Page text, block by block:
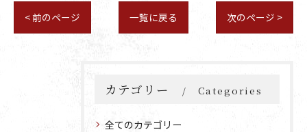
< 前のページ 一覧に戻る 次のページ >
カテゴリー Categories
全てのカテゴリー